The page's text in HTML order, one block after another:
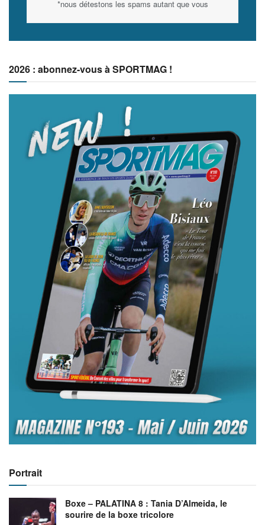
*nous détestons les spams autant que vous
2026 : abonnez-vous à SPORTMAG !
Portrait
Boxe – PALATINA 8 : Tania D’Almeida, le
sourire de la boxe tricolore